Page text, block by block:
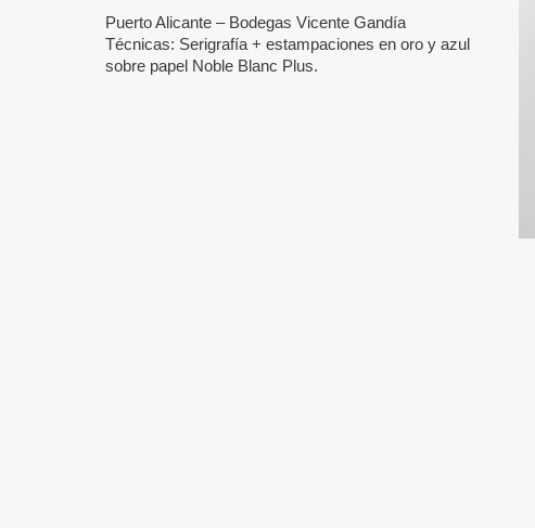
Puerto Alicante – Bodegas Vicente Gandía
Técnicas: Serigrafía + estampaciones en oro y azul
sobre papel Noble Blanc Plus.